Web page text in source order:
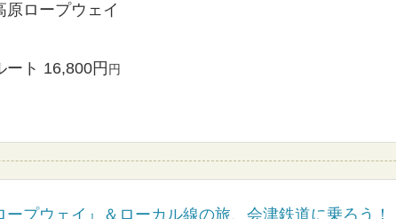
ロープウェイ
ト 16,800円 円
プウェイ』＆ローカル線の旅、会津鉄道に乗ろう！